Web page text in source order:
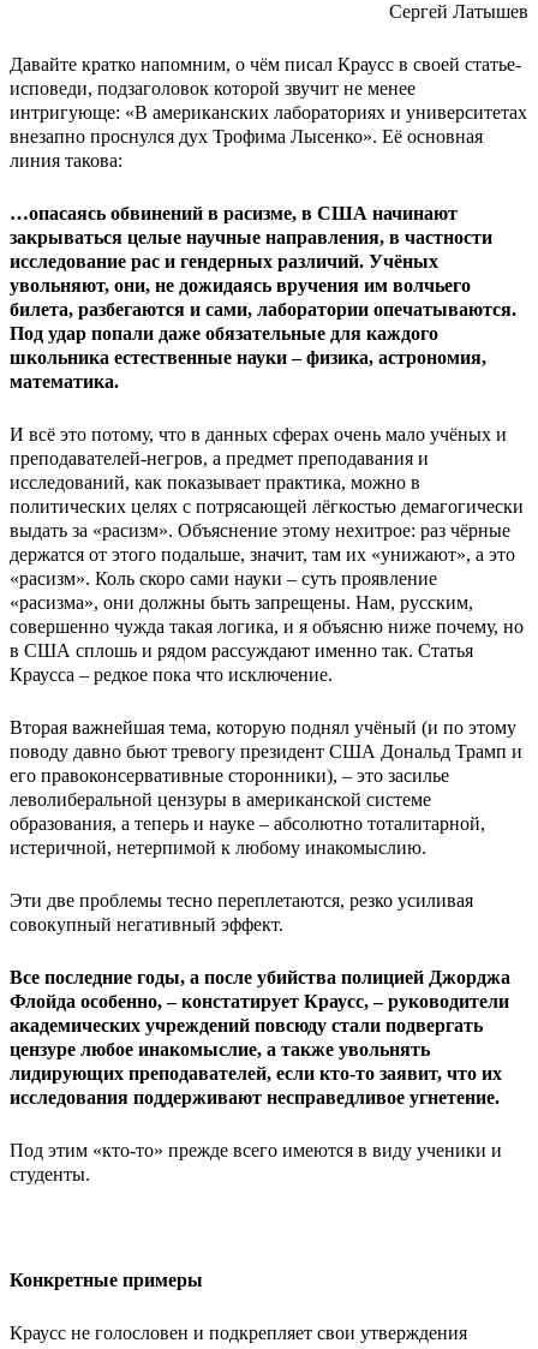
Сергей Латышев
Давайте кратко напомним, о чём писал Краусс в своей статье-
исповеди, подзаголовок которой звучит не менее
интригующе: «В американских лабораториях и университетах
внезапно проснулся дух Трофима Лысенко». Её основная
линия такова:
…опасаясь обвинений в расизме, в США начинают
закрываться целые научные направления, в частности
исследование рас и гендерных различий. Учёных
увольняют, они, не дожидаясь вручения им волчьего
билета, разбегаются и сами, лаборатории опечатываются.
Под удар попали даже обязательные для каждого
школьника естественные науки – физика, астрономия,
математика.
И всё это потому, что в данных сферах очень мало учёных и
преподавателей-негров, а предмет преподавания и
исследований, как показывает практика, можно в
политических целях с потрясающей лёгкостью демагогически
выдать за «расизм». Объяснение этому нехитрое: раз чёрные
держатся от этого подальше, значит, там их «унижают», а это
«расизм». Коль скоро сами науки – суть проявление
«расизма», они должны быть запрещены. Нам, русским,
совершенно чужда такая логика, и я объясню ниже почему, но
в США сплошь и рядом рассуждают именно так. Статья
Краусса – редкое пока что исключение.
Вторая важнейшая тема, которую поднял учёный (и по этому
поводу давно бьют тревогу президент США Дональд Трамп и
его правоконсервативные сторонники), – это засилье
леволиберальной цензуры в американской системе
образования, а теперь и науке – абсолютно тоталитарной,
истеричной, нетерпимой к любому инакомыслию.
Эти две проблемы тесно переплетаются, резко усиливая
совокупный негативный эффект.
Все последние годы, а после убийства полицией Джорджа
Флойда особенно, – констатирует Краусс, – руководители
академических учреждений повсюду стали подвергать
цензуре любое инакомыслие, а также увольнять
лидирующих преподавателей, если кто-то заявит, что их
исследования поддерживают несправедливое угнетение.
Под этим «кто-то» прежде всего имеются в виду ученики и
студенты.
Конкретные примеры
Краусс не голословен и подкрепляет свои утверждения